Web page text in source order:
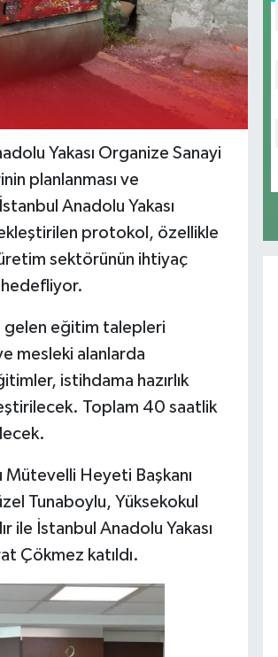
Yakası Organize Sanayi
planlanması ve
Anadolu Yakası
protokol, özellikle
sektörünün ihtiyaç
gelen eğitim talepleri
mesleki alanlarda
istihdama hazırlık
Toplam 40 saatlik
Mütevelli Heyeti Başkanı
Tunaboylu, Yüksekokul
ile İstanbul Anadolu Yakası
Çökmez katıldı.